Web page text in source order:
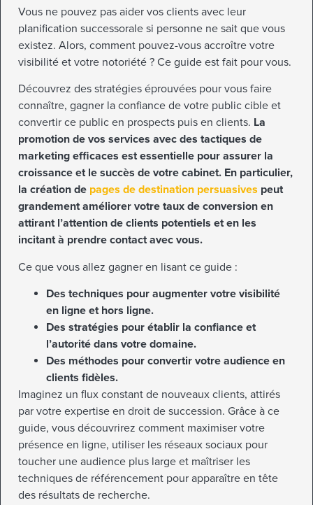
Vous ne pouvez pas aider vos clients avec leur
planification successorale si personne ne sait que vous
existez. Alors, comment pouvez-vous accroître votre
visibilité et votre notoriété ? Ce guide est fait pour vous.
Découvrez des stratégies éprouvées pour vous faire
connaître, gagner la confiance de votre public cible et
convertir ce public en prospects puis en clients. La
promotion de vos services avec des tactiques de
marketing efficaces est essentielle pour assurer la
croissance et le succès de votre cabinet. En particulier,
la création de pages de destination persuasives peut
grandement améliorer votre taux de conversion en
attirant l’attention de clients potentiels et en les
incitant à prendre contact avec vous.
Ce que vous allez gagner en lisant ce guide :
Des techniques pour augmenter votre visibilité
en ligne et hors ligne.
Des stratégies pour établir la confiance et
l’autorité dans votre domaine.
Des méthodes pour convertir votre audience en
clients fidèles.
Imaginez un flux constant de nouveaux clients, attirés
par votre expertise en droit de succession. Grâce à ce
guide, vous découvrirez comment maximiser votre
présence en ligne, utiliser les réseaux sociaux pour
toucher une audience plus large et maîtriser les
techniques de référencement pour apparaître en tête
des résultats de recherche.